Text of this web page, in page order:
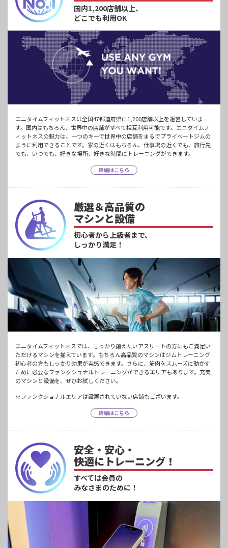
国内1,200店舗以上、
どこでも利用OK
エニタイムフィットネスは全国47都道府県に1,200店舗以上を運営していま
す。国内はもちろん、世界中の店舗がすべて相互利用可能です。エニタイムフ
ィットネスの魅力は、一つのキーで世界中の店舗をまるでプライベートジムの
ように利用できることです。家の近くはもちろん、仕事場の近くでも、旅行先
でも、いつでも、好きな場所、好きな時間にトレーニングができます。
詳細はこちら
厳選＆高品質の
マシンと設備
初心者から上級者まで、
しっかり満足！
エニタイムフィットネスでは、しっかり鍛えたいアスリートの方にもご満足い
ただけるマシンを揃えています。もちろん高品質のマシンはジムトレーニング
初心者の方もしっかり効果が実感できます。さらに、筋肉をスムーズに動かす
ために必要なファンクショナルトレーニングができるエリアもあります。充実
のマシンと設備を、ぜひお試しください。
※ファンクショナルエリアは設置されていない店舗もございます。
詳細はこちら
安全・安心・
快適にトレーニング！
すべては会員の
みなさまのために！